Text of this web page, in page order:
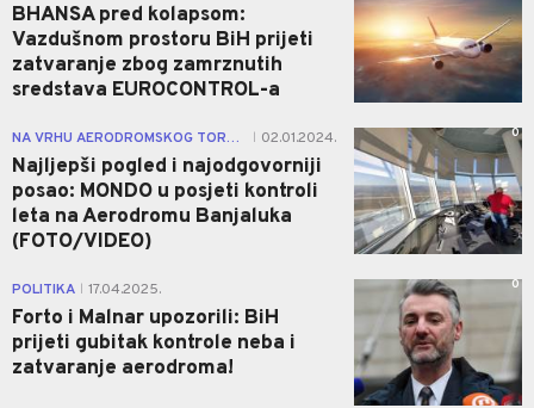
BHANSA pred kolapsom:
Vazdušnom prostoru BiH prijeti
zatvaranje zbog zamrznutih
sredstava EUROCONTROL-a
NA VRHU AERODROMSKOG TORNJA 02.01.2024.
Najljepši pogled i najodgovorniji
posao: MONDO u posjeti kontroli
leta na Aerodromu Banjaluka
(FOTO/VIDEO)
0
POLITIKA 17.04.2025.
Forto i Malnar upozorili: BiH
prijeti gubitak kontrole neba i
zatvaranje aerodroma!
0